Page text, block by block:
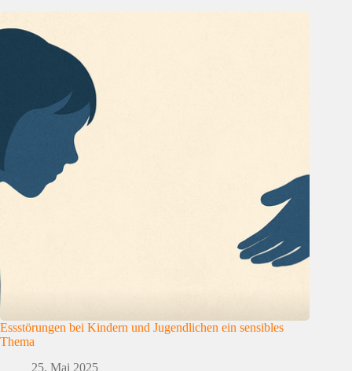
Essstörungen bei Kindern und Jugendlichen ein sensibles
Thema
25. Mai 2025